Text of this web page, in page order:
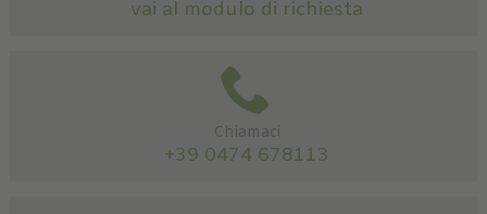
vai al modulo di richiesta
Chiamaci
+39 0474 678113